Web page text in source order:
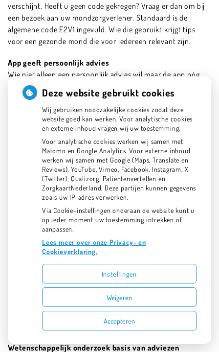
verschijnt. Heeft u geen code gekregen? Vraag er dan om bij
een bezoek aan uw mondzorgverlener. Standaard is de
algemene code E2V1 ingevuld. Wie die gebruikt krijgt tips
voor een gezonde mond die voor iedereen relevant zijn.
App geeft persoonlijk advies
Wie niet alleen een persoonlijk advies wil maar de app nóg
persoonlijker wil maken, uploadt een passende foto en geeft
herinneringsmomenten aan. Zo kunt u herinneringen
instellen voor uw favoriete poetsmomenten en aangeven
wanneer uw volgende tandartsbezoek is gepland. De app
plaatst de afspraak met de mondzorgverlener trouwens
direct in uw eigen agenda.
Heldere instructie met duidelijke plaatjes
App-gebruikers die hun persoonlijke advies bekijken,
ontdekken heldere instructies met duidelijke plaatjes en
korte teksten.
Elektrisch en handmatig tandenpoetsen: wat is de
beste borstel, hoe plaats je de borstel op de tanden,
kiezen en tandvlees, hoe poets je goed en gemakkelijk
in de beste volgorde?
Flossen: de zorgvuldige manier om de ruimten tussen
tanden/kiezen en tandvlees te reinigen.
Ragen: welke maat ragers gebruik je hoe en waar?
Voedingsadvies: hoe voorkom je gaatjes en tanderosie?
Tongreinigen: hoe doe je dat?
Mondspoelen: welk mondspoelmiddel moet ik kiezen?
Wetenschappelijk onderzoek basis van adviezen
Deze website gebruikt cookies
Wij gebruiken noodzakelijke cookies zodat deze
website goed kan werken. Voor analytische cookies
en externe inhoud vragen wij uw toestemming.
Voor analytische cookies werken wij samen met
Matomo en Google Analytics. Voor externe inhoud
werken wij samen met Google (Maps, Translate en
Reviews), YouTube, Vimeo, Facebook, Instagram, X
(Twitter), Qualizorg, Patiëntenvertellen en
ZorgkaartNederland. Deze partijen kunnen gegevens
zoals uw IP-adres verwerken.
Via Cookie-instellingen onderaan de website kunt u
op ieder moment uw toestemming intrekken of
aanpassen.
Lees meer over onze Privacy- en
Cookieverklaring.
Instellingen
Weigeren
Accepteren